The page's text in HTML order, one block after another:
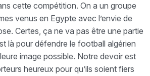
cette compétition. On a un groupe
venus en Egypte avec l’envie de
Certes, ça ne va pas être une partie
là pour défendre le football algérien
image possible. Notre devoir est
heureux pour qu’ils soient fiers